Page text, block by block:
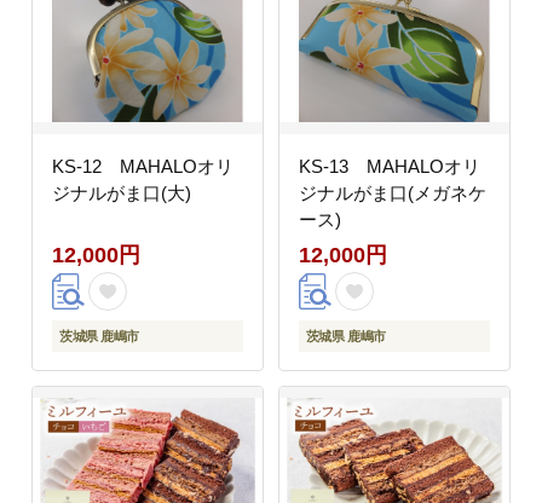
KS-12 MAHALOオリ
ジナルがま口(大)
12,000円
茨城県 鹿嶋市
KS-13 MAHALOオリ
ジナルがま口(メガネケ
ース)
12,000円
茨城県 鹿嶋市